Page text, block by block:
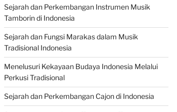
Sejarah dan Perkembangan Instrumen Musik
Tamborin di Indonesia
Sejarah dan Fungsi Marakas dalam Musik
Tradisional Indonesia
Menelusuri Kekayaan Budaya Indonesia Melalui
Perkusi Tradisional
Sejarah dan Perkembangan Cajon di Indonesia